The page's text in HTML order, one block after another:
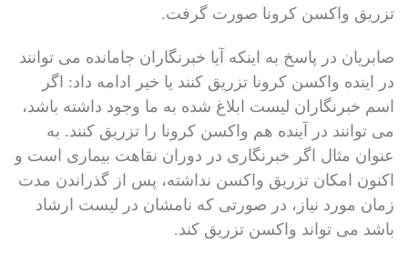
تزریق واکسن کرونا صورت گرفت.
صابریان در پاسخ به اینکه آیا خبرنگاران جامانده می توانند
در اینده واکسن کرونا تزریق کنند یا خیر ادامه داد: اگر
اسم خبرنگاران لیست ابلاغ شده به ما وجود داشته باشد،
می توانند در آینده هم واکسن کرونا را تزریق کنند. به
عنوان مثال اگر خبرنگاری در دوران نقاهت بیماری است و
اکنون امکان تزریق واکسن نداشته، پس از گذراندن مدت
زمان مورد نیاز، در صورتی که نامشان در لیست ارشاد
باشد می تواند واکسن تزریق کند.